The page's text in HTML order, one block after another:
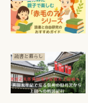
読書と暮らし